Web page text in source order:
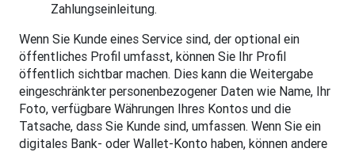
Zahlungseinleitung.
Wenn Sie Kunde eines Service sind, der optional ein
öffentliches Profil umfasst, können Sie Ihr Profil
öffentlich sichtbar machen. Dies kann die Weitergabe
eingeschränkter personenbezogener Daten wie Name, Ihr
Foto, verfügbare Währungen Ihres Kontos und die
Tatsache, dass Sie Kunde sind, umfassen. Wenn Sie ein
digitales Bank- oder Wallet-Konto haben, können andere